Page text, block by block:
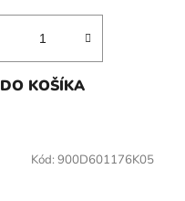
DO KOŠÍKA
Kód: 900D601176K05